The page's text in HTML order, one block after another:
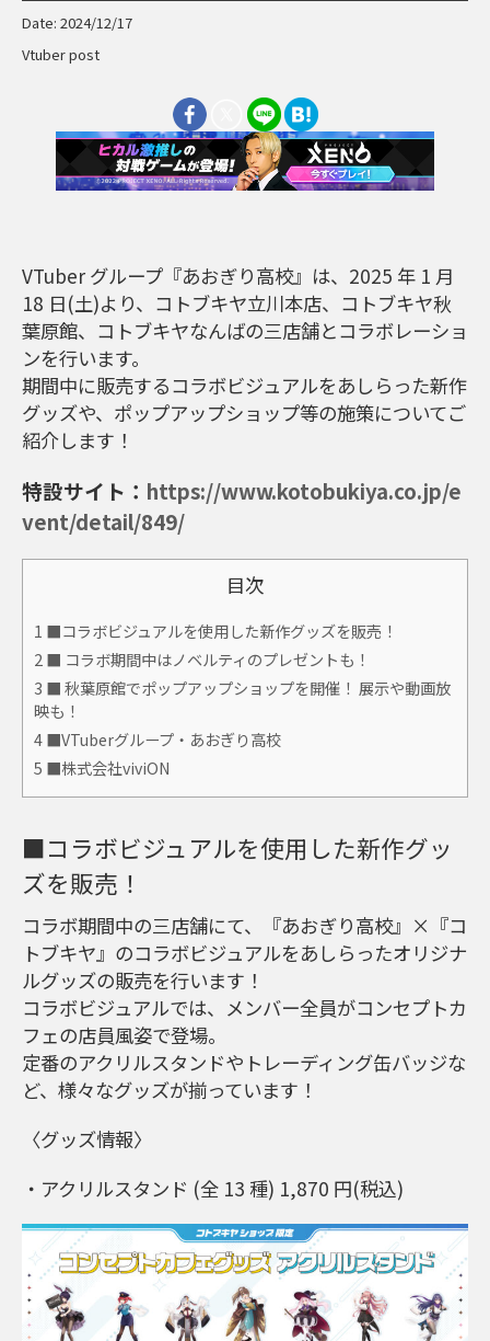
Date: 2024/12/17
Vtuber post
VTuber グループ『あおぎり高校』は、2025 年 1 月
18 日(土)より、コトブキヤ立川本店、コトブキヤ秋
葉原館、コトブキヤなんばの三店舗とコラボレーショ
ンを行います。
期間中に販売するコラボビジュアルをあしらった新作
グッズや、ポップアップショップ等の施策についてご
紹介します！
特設サイト： https://www.kotobukiya.co.jp/e
vent/detail/849/
目次
1 ■コラボビジュアルを使用した新作グッズを販売！
2 ■ コラボ期間中はノベルティのプレゼントも！
3 ■ 秋葉原館でポップアップショップを開催！ 展示や動画放
映も！
4 ■VTuberグループ・あおぎり高校
5 ■株式会社viviON
■コラボビジュアルを使用した新作グッ
ズを販売！
コラボ期間中の三店舗にて、『あおぎり高校』×『コ
トブキヤ』のコラボビジュアルをあしらったオリジナ
ルグッズの販売を行います！
コラボビジュアルでは、メンバー全員がコンセプトカ
フェの店員風姿で登場。
定番のアクリルスタンドやトレーディング缶バッジな
ど、様々なグッズが揃っています！
〈グッズ情報〉
・アクリルスタンド (全 13 種) 1,870 円(税込)